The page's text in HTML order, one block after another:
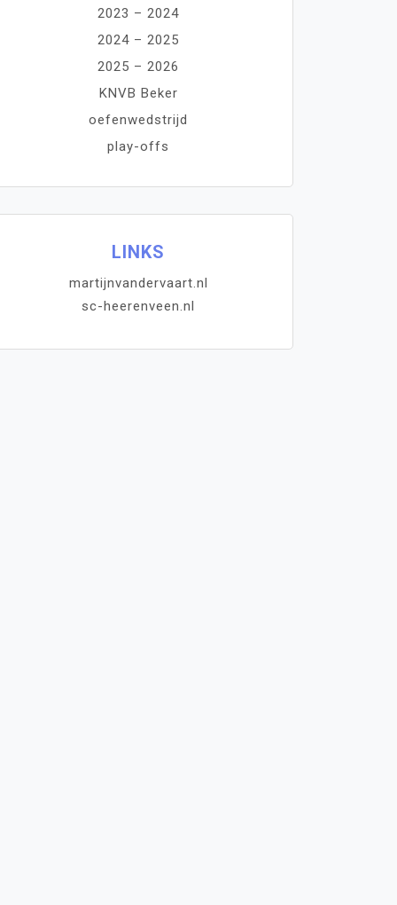
2023 – 2024
2024 – 2025
2025 – 2026
KNVB Beker
oefenwedstrijd
play-offs
LINKS
martijnvandervaart.nl
sc-heerenveen.nl